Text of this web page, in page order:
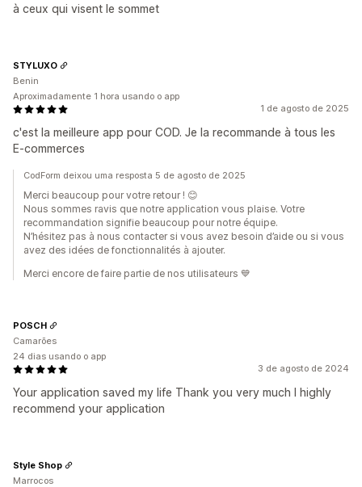
à ceux qui visent le sommet
1 de agosto de 2025
c'est la meilleure app pour COD. Je la recommande à tous les
E-commerces
STYLUXO
Benin
Aproximadamente 1 hora usando o app
CodForm deixou uma resposta 5 de agosto de 2025
Merci beaucoup pour votre retour ! 😊
Nous sommes ravis que notre application vous plaise. Votre
recommandation signifie beaucoup pour notre équipe.
N’hésitez pas à nous contacter si vous avez besoin d’aide ou si vous
avez des idées de fonctionnalités à ajouter.
Merci encore de faire partie de nos utilisateurs 💙
3 de agosto de 2024
Your application saved my life Thank you very much I highly
recommend your application
POSCH
Camarões
24 dias usando o app
Style Shop
Marrocos